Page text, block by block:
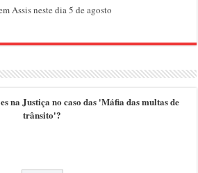
Assis neste dia 5 de agosto
na Justiça no caso das 'Máfia das multas de
trânsito'?